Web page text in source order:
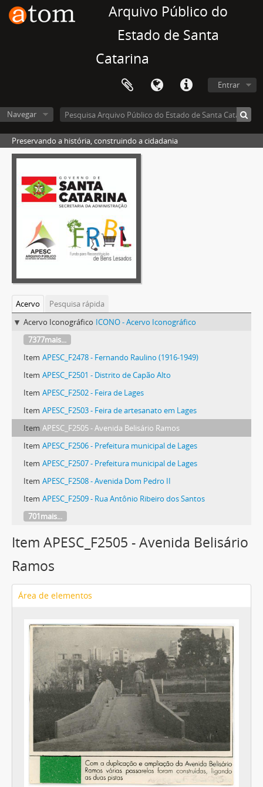
Arquivo Público do
Estado de Santa
Catarina
Entrar
Navegar
Preservando a história, construindo a cidadania
Acervo
Pesquisa rápida
Acervo Iconográfico ICONO - Acervo Iconográfico
7377mais...
Item APESC_F2478 - Fernando Raulino (1916-1949)
Item APESC_F2501 - Distrito de Capão Alto
Item APESC_F2502 - Feira de Lages
Item APESC_F2503 - Feira de artesanato em Lages
Item APESC_F2505 - Avenida Belisário Ramos
Item APESC_F2506 - Prefeitura municipal de Lages
Item APESC_F2507 - Prefeitura municipal de Lages
Item APESC_F2508 - Avenida Dom Pedro II
Item APESC_F2509 - Rua Antônio Ribeiro dos Santos
701mais...
Item APESC_F2505 - Avenida Belisário
Ramos
Área de elementos